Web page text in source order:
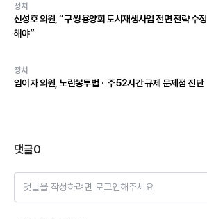
정치
신성호 의원, “구 쌍용양회 도시재생사업 전면 전략 수정
해야”
정치
임이자 의원, 노란봉투법ㆍ주 52시간 규제 문제점 진단
댓글0
댓글을 작성하려면 로그인해주세요